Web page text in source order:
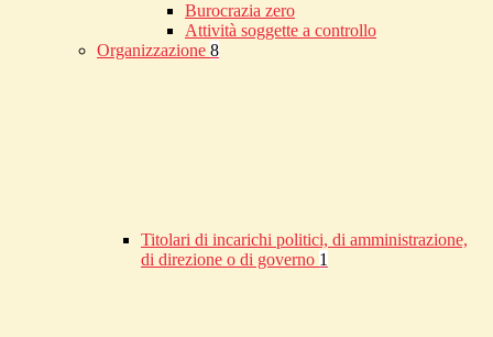
Burocrazia zero
Attività soggette a controllo
Organizzazione 8
Titolari di incarichi politici, di amministrazione,
di direzione o di governo 1